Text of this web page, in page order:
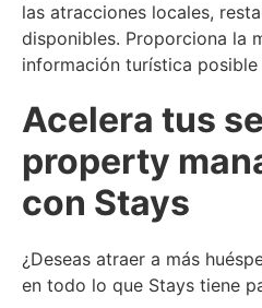
las atracciones locales,
disponibles. Proporciona la
información turística
Acelera tus
property
con Stays
¿Deseas atraer a más
en todo lo que Stays tiene